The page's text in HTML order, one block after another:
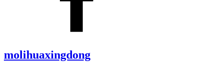
molihuaxingdong